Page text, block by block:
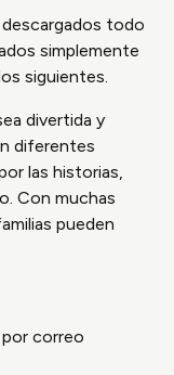
todo
simplemente
siguientes.
divertida y
diferentes
las historias,
Con muchas
pueden
correo